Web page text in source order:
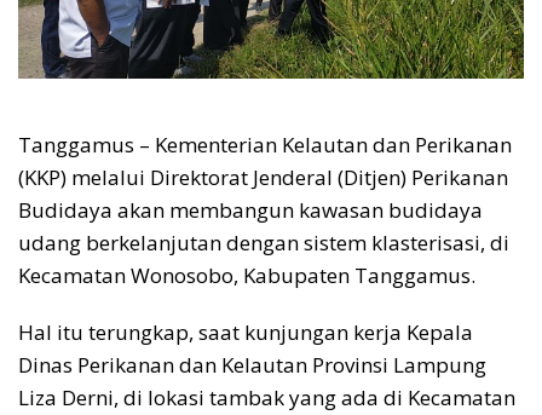
Tanggamus – Kementerian Kelautan dan Perikanan
(KKP) melalui Direktorat Jenderal (Ditjen) Perikanan
Budidaya akan membangun kawasan budidaya
udang berkelanjutan dengan sistem klasterisasi, di
Kecamatan Wonosobo, Kabupaten Tanggamus.
Hal itu terungkap, saat kunjungan kerja Kepala
Dinas Perikanan dan Kelautan Provinsi Lampung
Liza Derni, di lokasi tambak yang ada di Kecamatan